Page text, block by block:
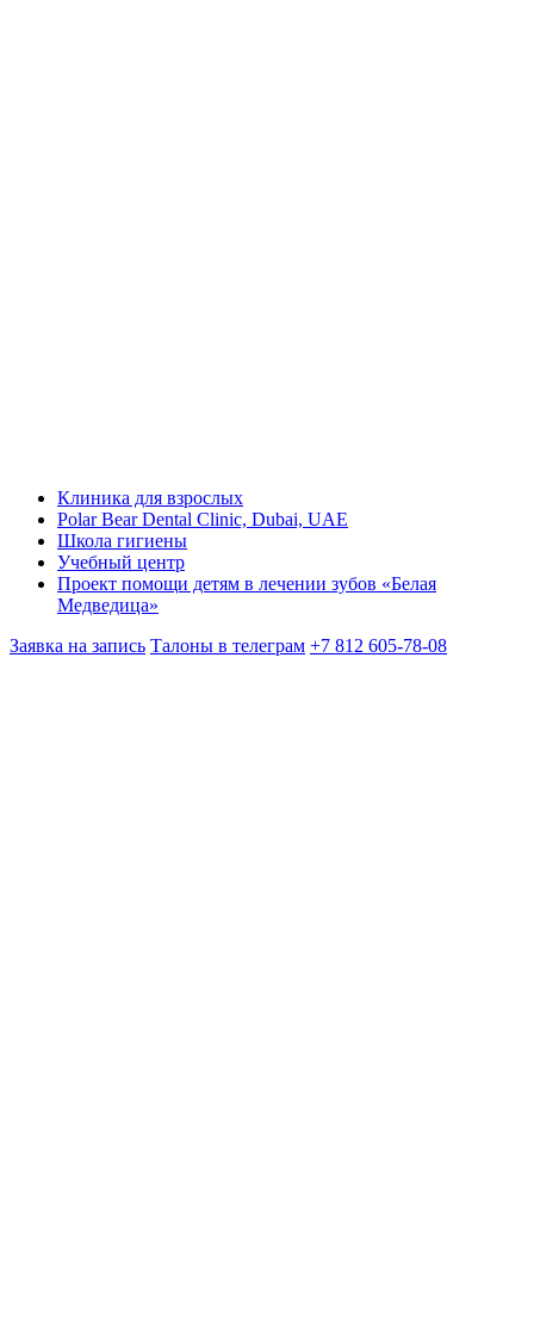
Клиника для взрослых
Polar Bear Dental Clinic, Dubai, UAE
Школа гигиены
Учебный центр
Проект помощи детям в лечении зубов «Белая
Медведица»
Заявка на запись Талоны в телеграм +7 812 605-78-08